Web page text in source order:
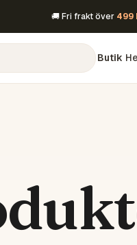
🚚 Fri frakt över 499
Butik